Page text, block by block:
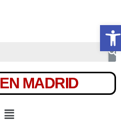
EN MADRID